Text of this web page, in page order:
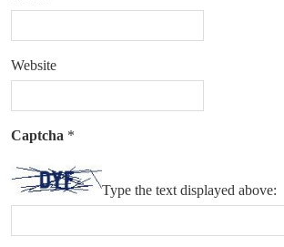
Website
Captcha *
Type the text displayed above: